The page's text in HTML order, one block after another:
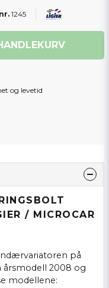
1245
og levetid
/ MICROCAR
på
årsmodell 2008 og
modellene: